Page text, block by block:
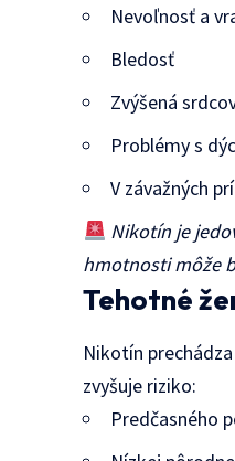
Nevoľnosť a
Bledosť
Zvýšená
Problémy s
V závažných
Nikotín je
hmotnosti môže
Tehotné
Nikotín
zvyšuje riziko:
Predčasného